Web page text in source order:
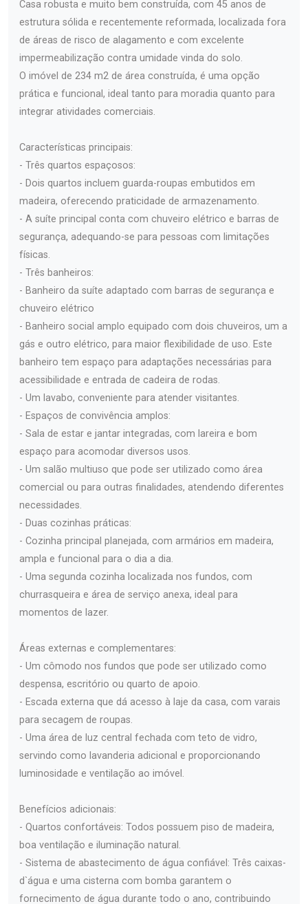
Casa robusta e muito bem construída, com 45 anos de
estrutura sólida e recentemente reformada, localizada fora
de áreas de risco de alagamento e com excelente
impermeabilização contra umidade vinda do solo.
O imóvel de 234 m2 de área construída, é uma opção
prática e funcional, ideal tanto para moradia quanto para
integrar atividades comerciais.
Características principais:
- Três quartos espaçosos:
- Dois quartos incluem guarda-roupas embutidos em
madeira, oferecendo praticidade de armazenamento.
- A suíte principal conta com chuveiro elétrico e barras de
segurança, adequando-se para pessoas com limitações
físicas.
- Três banheiros:
- Banheiro da suíte adaptado com barras de segurança e
chuveiro elétrico
- Banheiro social amplo equipado com dois chuveiros, um a
gás e outro elétrico, para maior flexibilidade de uso. Este
banheiro tem espaço para adaptações necessárias para
acessibilidade e entrada de cadeira de rodas.
- Um lavabo, conveniente para atender visitantes.
- Espaços de convivência amplos:
- Sala de estar e jantar integradas, com lareira e bom
espaço para acomodar diversos usos.
- Um salão multiuso que pode ser utilizado como área
comercial ou para outras finalidades, atendendo diferentes
necessidades.
- Duas cozinhas práticas:
- Cozinha principal planejada, com armários em madeira,
ampla e funcional para o dia a dia.
- Uma segunda cozinha localizada nos fundos, com
churrasqueira e área de serviço anexa, ideal para
momentos de lazer.
Áreas externas e complementares:
- Um cômodo nos fundos que pode ser utilizado como
despensa, escritório ou quarto de apoio.
- Escada externa que dá acesso à laje da casa, com varais
para secagem de roupas.
- Uma área de luz central fechada com teto de vidro,
servindo como lavanderia adicional e proporcionando
luminosidade e ventilação ao imóvel.
Benefícios adicionais:
- Quartos confortáveis: Todos possuem piso de madeira,
boa ventilação e iluminação natural.
- Sistema de abastecimento de água confiável: Três caixas-
d`água e uma cisterna com bomba garantem o
fornecimento de água durante todo o ano, contribuindo